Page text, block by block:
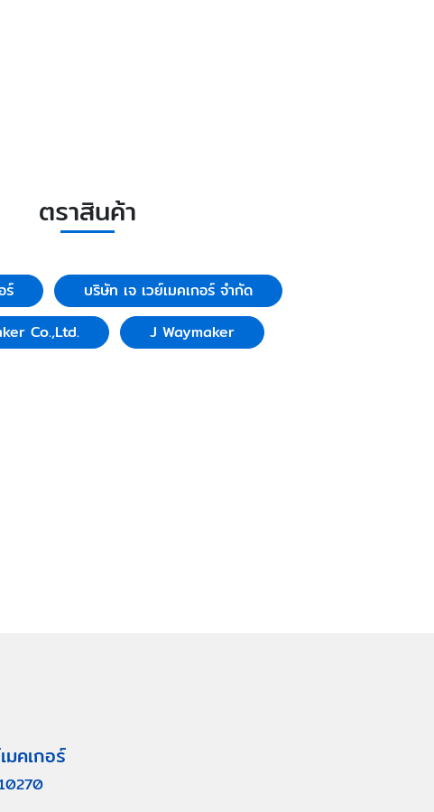
ตราสินค้า
ร์
บริษัท เจ เวย์เมคเกอร์ จำกัด
Co.,Ltd.
J Waymaker
คเกอร์